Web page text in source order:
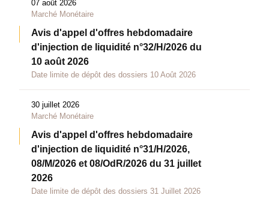
07 août 2026
Marché Monétaire
Avis d'appel d'offres hebdomadaire
d'injection de liquidité n°32/H/2026 du
10 août 2026
Date limite de dépôt des dossiers 10 Août 2026
30 juillet 2026
Marché Monétaire
Avis d'appel d'offres hebdomadaire
d'injection de liquidité n°31/H/2026,
08/M/2026 et 08/OdR/2026 du 31 juillet
2026
Date limite de dépôt des dossiers 31 Juillet 2026